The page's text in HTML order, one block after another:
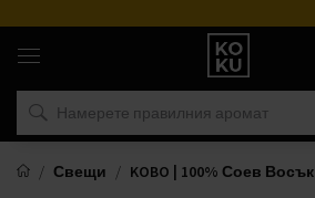
Оригинални
парфюми
часовници
на
място
Свещи
KOBO | 100% Соев Восък